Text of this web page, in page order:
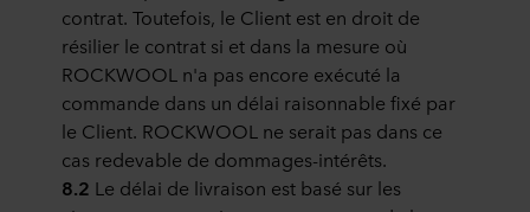
contrat. Toutefois, le Client est en droit de
résilier le contrat si et dans la mesure où
ROCKWOOL n'a pas encore exécuté la
commande dans un délai raisonnable fixé par
le Client. ROCKWOOL ne serait pas dans ce
cas redevable de dommages-intérêts.
8.2 Le délai de livraison est basé sur les